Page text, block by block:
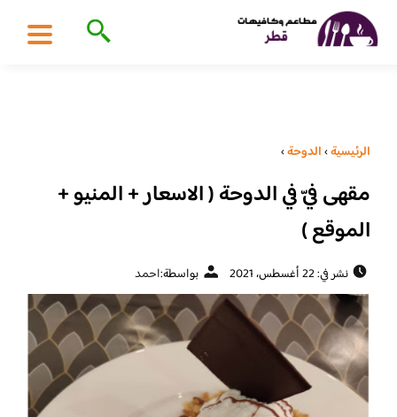
الرئيسية›الدوحة›
مقهى فيّ في الدوحة ( الاسعار + المنيو +
الموقع )
نشر في: 22 أغسطس، 2021 بواسطة:احمد